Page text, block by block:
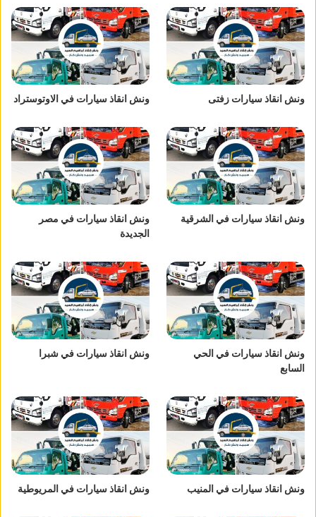
ونش انقاذ سيارات زفتى ونش انقاذ سيارات في الاوتوستراد
ونش انقاذ سيارات في الشرقية
ونش انقاذ سيارات في مصر
الجديدة
ونش انقاذ سيارات في الحي
السابع
ونش انقاذ سيارات في شبرا
ونش انقاذ سيارات في المنيب ونش انقاذ سيارات في المريوطية